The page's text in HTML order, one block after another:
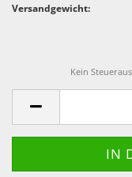
Versandgewicht:
Kein